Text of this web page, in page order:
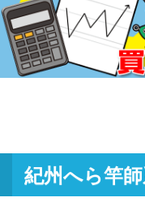
紀州へら竿